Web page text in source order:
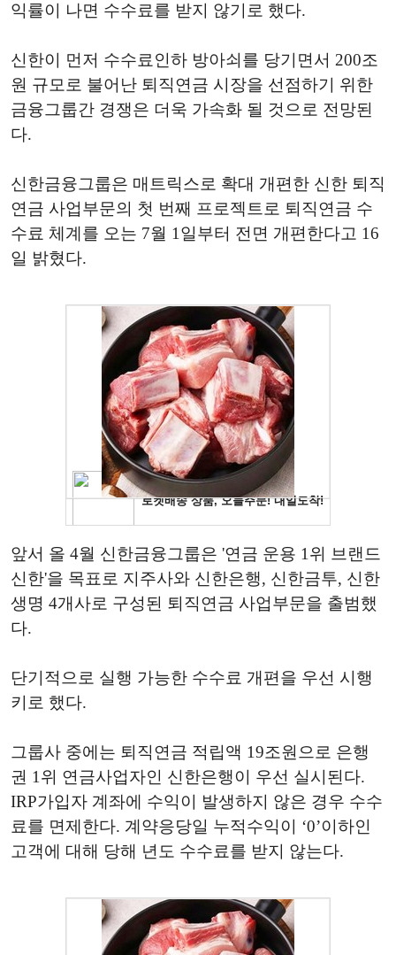
익률이 나면 수수료를 받지 않기로 했다.
신한이 먼저 수수료인하 방아쇠를 당기면서 200조
원 규모로 불어난 퇴직연금 시장을 선점하기 위한
금융그룹간 경쟁은 더욱 가속화 될 것으로 전망된
다.
신한금융그룹은 매트릭스로 확대 개편한 신한 퇴직
연금 사업부문의 첫 번째 프로젝트로 퇴직연금 수
수료 체계를 오는 7월 1일부터 전면 개편한다고 16
일 밝혔다.
앞서 올 4월 신한금융그룹은 '연금 운용 1위 브랜드
신한'을 목표로 지주사와 신한은행, 신한금투, 신한
생명 4개사로 구성된 퇴직연금 사업부문을 출범했
다.
단기적으로 실행 가능한 수수료 개편을 우선 시행
키로 했다.
그룹사 중에는 퇴직연금 적립액 19조원으로 은행
권 1위 연금사업자인 신한은행이 우선 실시된다.
IRP가입자 계좌에 수익이 발생하지 않은 경우 수수
료를 면제한다. 계약응당일 누적수익이 ‘0’이하인
고객에 대해 당해 년도 수수료를 받지 않는다.